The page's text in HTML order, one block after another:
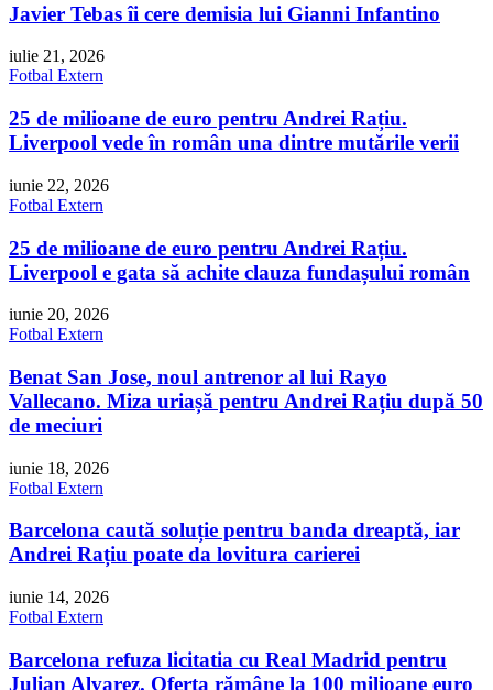
Javier Tebas îi cere demisia lui Gianni Infantino
iulie 21, 2026
Fotbal Extern
25 de milioane de euro pentru Andrei Rațiu.
Liverpool vede în român una dintre mutările verii
iunie 22, 2026
Fotbal Extern
25 de milioane de euro pentru Andrei Rațiu.
Liverpool e gata să achite clauza fundașului român
iunie 20, 2026
Fotbal Extern
Benat San Jose, noul antrenor al lui Rayo
Vallecano. Miza uriașă pentru Andrei Rațiu după 50
de meciuri
iunie 18, 2026
Fotbal Extern
Barcelona caută soluție pentru banda dreaptă, iar
Andrei Rațiu poate da lovitura carierei
iunie 14, 2026
Fotbal Extern
Barcelona refuza licitatia cu Real Madrid pentru
Julian Alvarez. Oferta rămâne la 100 milioane euro